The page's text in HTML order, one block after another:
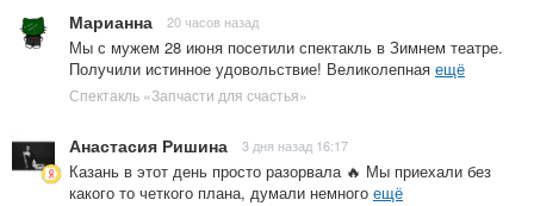
Марианна 20 часов назад
Мы с мужем 28 июня посетили спектакль в Зимнем театре.
Получили истинное удовольствие! Великолепная ещё
Спектакль «Запчасти для счастья»
Анастасия Ришина 3 дня назад 16:17
Казань в этот день просто разорвала 🔥 Мы приехали без
какого то четкого плана, думали немного ещё